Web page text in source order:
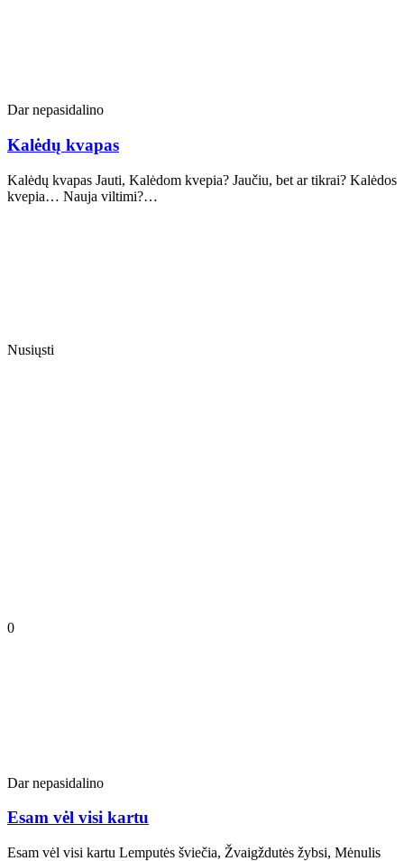
Dar nepasidalino
Kalėdų kvapas
Kalėdų kvapas Jauti, Kalėdom kvepia? Jaučiu, bet ar tikrai? Kalėdos
kvepia… Nauja viltimi?…
Nusiųsti
0
Dar nepasidalino
Esam vėl visi kartu
Esam vėl visi kartu Lemputės šviečia, Žvaigždutės žybsi, Mėnulis